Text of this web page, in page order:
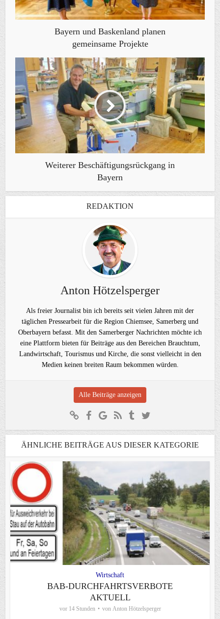
Bayern und Baskenland planen
gemeinsame Projekte
Weiterer Beschäftigungsrückgang in
Bayern
REDAKTION
Anton Hötzelsperger
Als freier Journalist bin ich bereits seit vielen Jahren mit der
täglichen Pressearbeit für die Region Chiemsee, Samerberg und
Oberbayern befasst. Mit den Samerberger Nachrichten möchte ich
eine Plattform bieten für Beiträge aus den Bereichen Brauchtum,
Landwirtschaft, Tourismus und Kirche, die sonst vielleicht in den
Medien keinen breiten Raum bekommen würden.
Alle Beiträge anzeigen
ÄHNLICHE BEITRÄGE AUS DIESER KATEGORIE
Wirtschaft
BAB-DURCHFAHRTSVERBOTE
AKTUELL
vor 14 Stunden von Anton Hötzelsperger